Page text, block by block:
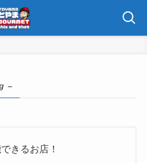
–
きるお店！